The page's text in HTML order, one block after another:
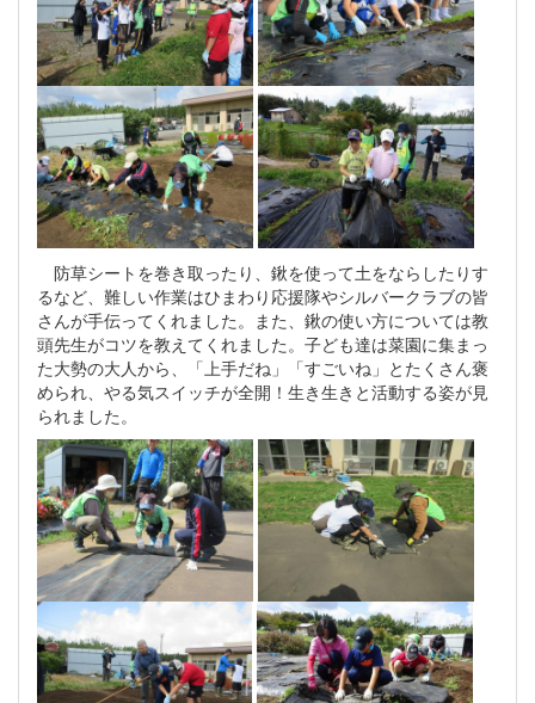
防草シートを巻き取ったり、鍬を使って土をならしたりす
るなど、難しい作業はひまわり応援隊やシルバークラブの皆
さんが手伝ってくれました。また、鍬の使い方については教
頭先生がコツを教えてくれました。子ども達は菜園に集まっ
た大勢の大人から、「上手だね」「すごいね」とたくさん褒
められ、やる気スイッチが全開！生き生きと活動する姿が見
られました。